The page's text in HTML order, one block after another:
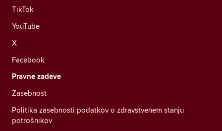
TikTok
YouTube
X
Facebook
Pravne zadeve
Zasebnost
Politika zasebnosti podatkov o zdravstvenem stanju
potrošnikov